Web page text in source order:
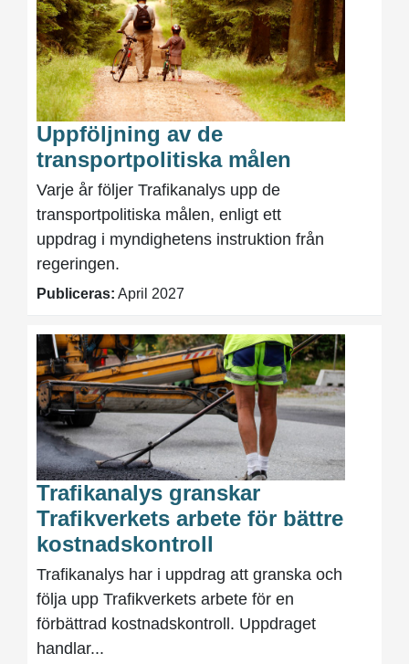
Uppföljning av de
transportpolitiska målen
Varje år följer Trafikanalys upp de
transportpolitiska målen, enligt ett
uppdrag i myndighetens instruktion från
regeringen.
Publiceras: April 2027
Trafikanalys granskar
Trafikverkets arbete för bättre
kostnadskontroll
Trafikanalys har i uppdrag att granska och
följa upp Trafikverkets arbete för en
förbättrad kostnadskontroll. Uppdraget
handlar...